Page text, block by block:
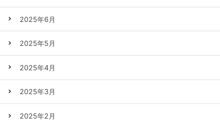
2025年6月
2025年5月
2025年4月
2025年3月
2025年2月